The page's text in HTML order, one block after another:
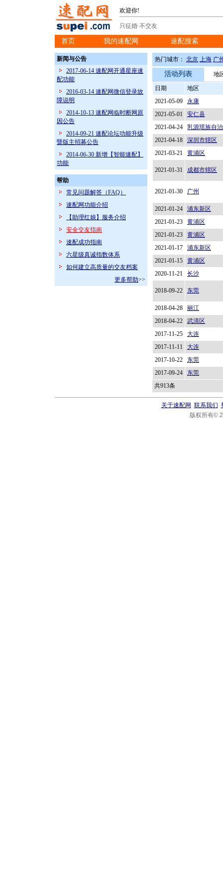
欢迎你!
只征婚·不交友
首页 我的速配网 速配搜索
新闻与公告
2017-06-14 速配网开通星座速
配功能
2016-03-14 速配网微信登录故
障说明
2014-10-13 速配网临时断网原
因公告
2014-09-21 速配论坛功能升级
暨版主招募公告
2014-06-30 新增【智能速配】
功能
帮助
常见问题解答（FAQ）
速配网功能介绍
【助理红娘】服务介绍
安全交友指南
速配成功指南
六星级真诚指数体系
如何建立高质量的交友档案
更多帮助>>
热门城市： 北京 上海 广
活动列表
地
日期
地区
2021-05-09
永康
2021-05-01
安仁县
2021-04-24
乳源瑶族自
2021-04-18
深圳市辖区
2021-03-21
黄浦区
2021-01-31 成都市辖区
2021-01-30 广州
2021-01-24
浦东新区
2021-01-23
黄浦区
2021-01-23
黄浦区
2021-01-17
浦东新区
2021-01-15
黄浦区
2020-11-21
长沙
2018-09-22 东莞
2018-04-28
丽江
2018-04-22
武清区
2017-11-25
大连
2017-11-11
大连
2017-10-22
东莞
2017-09-24
东莞
共913条
关于速配网 联系我们
版权所有©